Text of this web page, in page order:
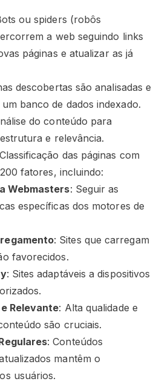
ou spiders (robôs
a web seguindo links
páginas e atualizar as já
descobertas são analisadas e
banco de dados indexado.
do conteúdo para
e relevância.
das páginas com
fatores, incluindo:
Webmasters: Seguir as
específicas dos motores de
: Sites que carregam
favorecidos.
: Sites adaptáveis a dispositivos
Relevante: Alta qualidade e
são cruciais.
: Conteúdos
mantêm o
usuários.